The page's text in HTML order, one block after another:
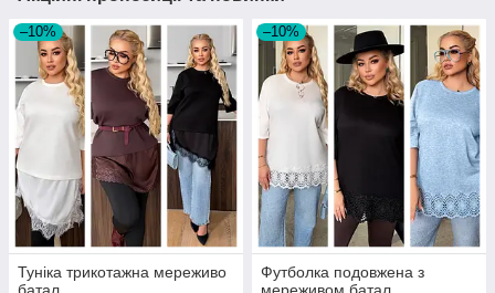
–10%
Туніка трикотажна мереживо
батал
–10%
Футболка подовжена з
мереживом батал